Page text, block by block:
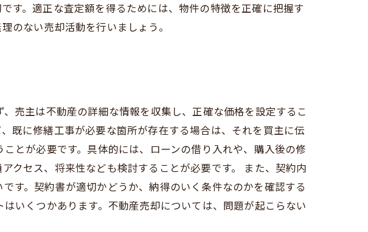
す。適正な査定額を得るためには、物件の特徴を正確に把握す
のない売却活動を行いましょう。
売主は不動産の詳細な情報を収集し、正確な価格を設定するこ
既に修繕工事が必要な箇所が存在する場合は、それを買主に伝
とが必要です。具体的には、ローンの借り入れや、購入後の修
クセス、将来性なども検討することが必要です。 また、契約内
す。契約書が適切かどうか、納得のいく条件なのかを確認する
いくつかあります。不動産売却については、問題が起こらない